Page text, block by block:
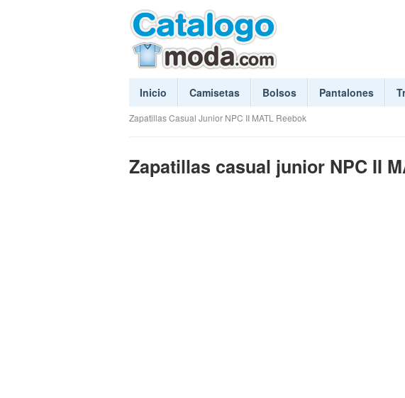
Inicio Camisetas Bolsos Pantalones
Zapatillas Casual Junior NPC II MATL Reebok
Zapatillas casual junior NPC II